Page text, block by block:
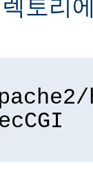
토리